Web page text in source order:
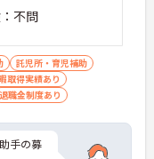
不問
託児所・育児補助
取得実績あり
退職金制度あり
手の募